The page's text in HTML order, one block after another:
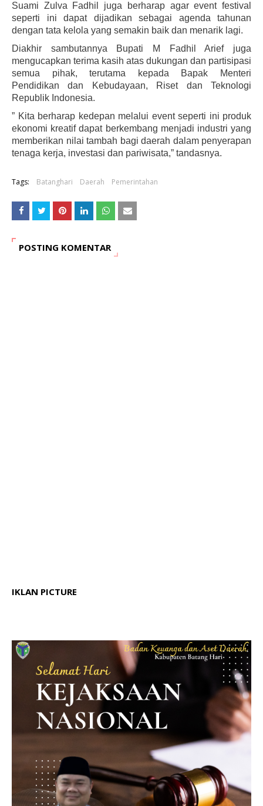
Suami Zulva Fadhil juga berharap agar event festival
seperti ini dapat dijadikan sebagai agenda tahunan
dengan tata kelola yang semakin baik dan menarik lagi.
Diakhir sambutannya Bupati M Fadhil Arief juga
mengucapkan terima kasih atas dukungan dan partisipasi
semua pihak, terutama kepada Bapak Menteri
Pendidikan dan Kebudayaan, Riset dan Teknologi
Republik Indonesia.
” Kita berharap kedepan melalui event seperti ini produk
ekonomi kreatif dapat berkembang menjadi industri yang
memberikan nilai tambah bagi daerah dalam penyerapan
tenaga kerja, investasi dan pariwisata,” tandasnya.
Tags: Batanghari Daerah Pemerintahan
POSTING KOMENTAR
IKLAN PICTURE